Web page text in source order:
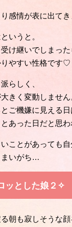
感情が表に出て
いうと。
け継いでしまっ
りやすい性格です♡
らしく、
きく変動しませ
ご機嫌に見える日
あった日だと思
ことがあっても自
まいがち…
ッとした娘２✧
朝も寂しそうな顔